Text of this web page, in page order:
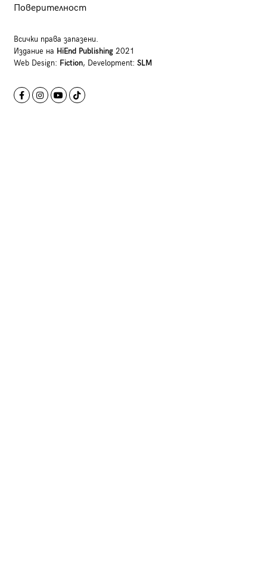
Поверителност
Всички права запазени.
Издание на HiEnd Publishing2021
Web Design: Fiction, Development: SLM